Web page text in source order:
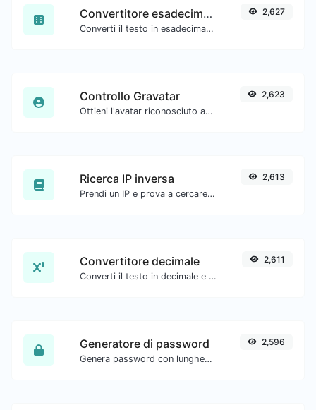
Convertitore esadecimale
Converti il testo in esadecimale e viceversa per qualsiasi input di stringa.
2,627
Controllo Gravatar
Ottieni l'avatar riconosciuto a livello globale di gravatar.com per qualsiasi email.
2,623
Ricerca IP inversa
Prendi un IP e prova a cercare il dominio/host associato.
2,613
Convertitore decimale
Converti il testo in decimale e viceversa per qualsiasi input di stringa.
2,611
Generatore di password
Genera password con lunghezza personalizzata e impostazioni personalizzate.
2,596